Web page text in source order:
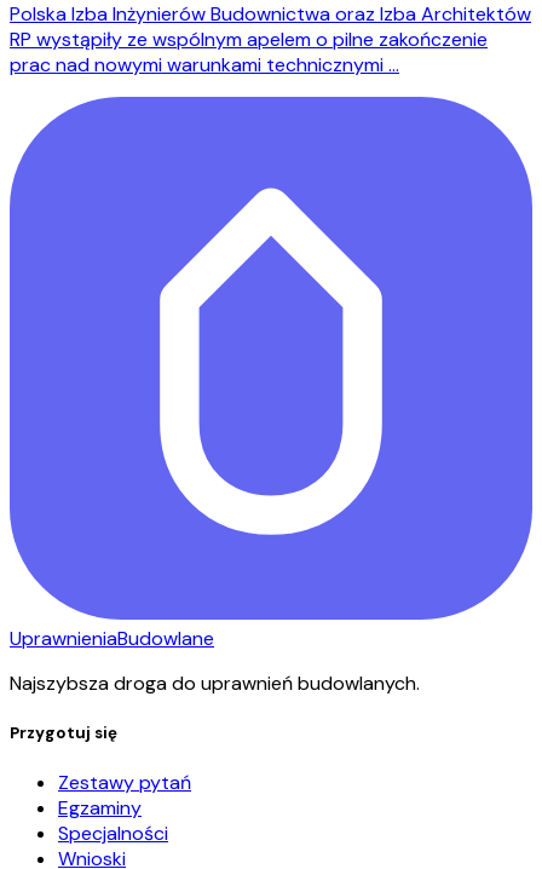
Polska Izba Inżynierów Budownictwa oraz Izba Architektów
RP wystąpiły ze wspólnym apelem o pilne zakończenie
prac nad nowymi warunkami technicznymi …
UprawnieniaBudowlane
Najszybsza droga do uprawnień budowlanych.
Przygotuj się
Zestawy pytań
Egzaminy
Specjalności
Wnioski